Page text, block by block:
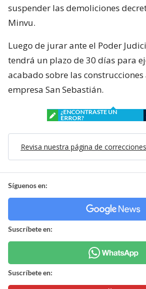
suspender las demoliciones
Minvu.
Luego de jurar ante el Poder
tendrá un plazo de 30 días para
acabado sobre las construcciones
empresa San Sebastián.
¿ENCONTRASTE UN
ERROR?
Revisa nuestra página de correcciones
Síguenos en:
Suscríbete en:
Suscríbete en: